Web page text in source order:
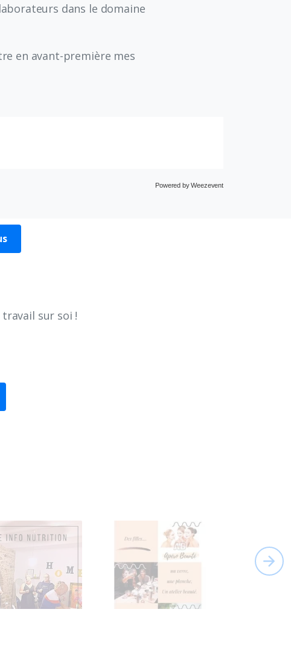
dans le domaine
en avant-première mes
Powered by Weezevent
sur soi !